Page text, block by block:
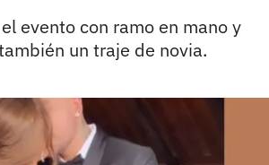
evento con ramo en mano y
un traje de novia.